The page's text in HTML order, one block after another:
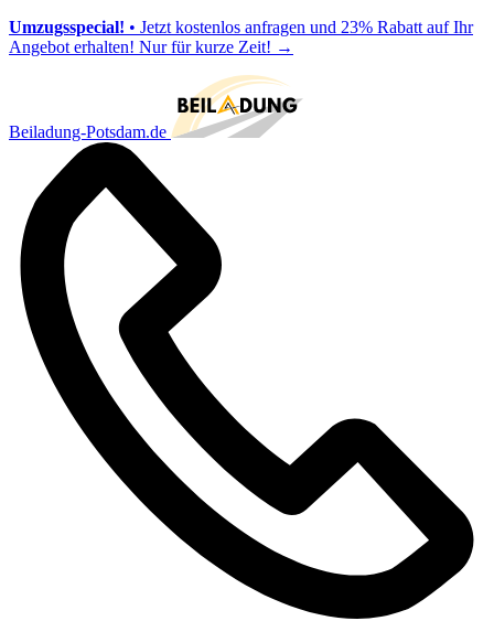
Umzugsspecial! • Jetzt kostenlos anfragen und 23% Rabatt auf Ihr
Angebot erhalten! Nur für kurze Zeit! →
Beiladung-Potsdam.de